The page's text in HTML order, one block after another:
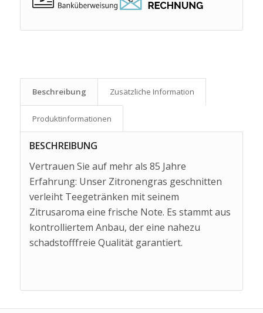
Beschreibung Zusätzliche Information
Produkt­informationen
BESCHREIBUNG
Vertrauen Sie auf mehr als 85 Jahre
Erfahrung: Unser Zitronengras geschnitten
verleiht Teegetränken mit seinem
Zitrusaroma eine frische Note. Es stammt aus
kontrolliertem Anbau, der eine nahezu
schadstofffreie Qualität garantiert.